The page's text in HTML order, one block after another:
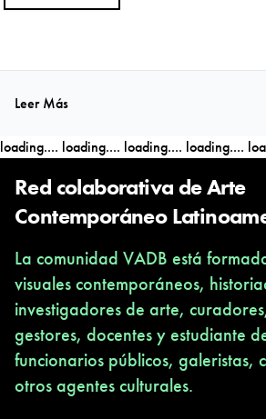
Leer Más
loading.... loading.... loading.... loading....
Red colaborativa de Arte
Contemporáneo
La comunidad VADB está
visuales contemporáneos,
investigadores de arte,
gestores, docentes y estudiante
funcionarios públicos, galeristas,
otros agentes culturales.